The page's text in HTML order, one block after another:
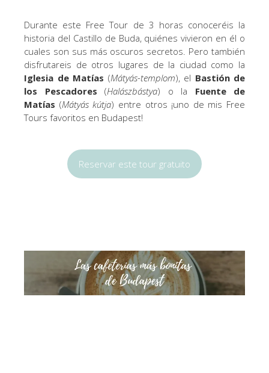
Durante este Free Tour de 3 horas conoceréis la
historia del Castillo de Buda, quiénes vivieron en él o
cuales son sus más oscuros secretos. Pero también
disfrutareis de otros lugares de la ciudad como la
Iglesia de Matías (Mátyás-templom), el Bastión de
los Pescadores (Halászbástya) o la Fuente de
Matías (Mátyás kútja) entre otros ¡uno de mis Free
Tours favoritos en Budapest!
Reservar este tour gratuito